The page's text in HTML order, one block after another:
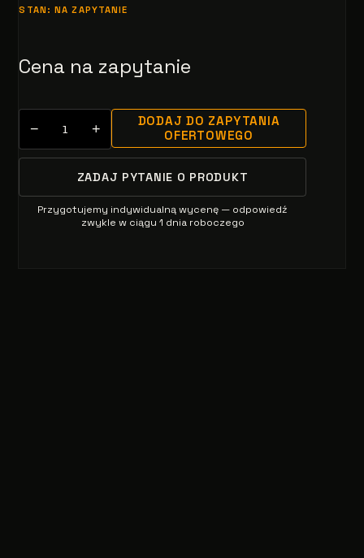
STAN: NA ZAPYTANIE
Cena na zapytanie
− +
DODAJ DO ZAPYTANIA
OFERTOWEGO
ZADAJ PYTANIE O PRODUKT
Przygotujemy indywidualną wycenę — odpowiedź
zwykle w ciągu 1 dnia roboczego